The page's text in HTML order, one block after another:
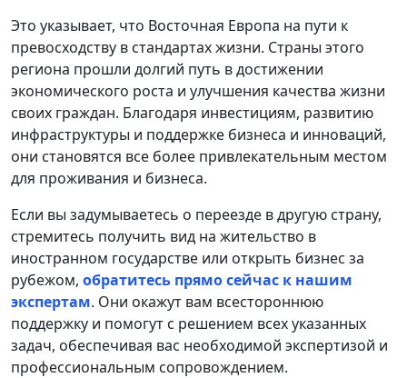
Это указывает, что Восточная Европа на пути к
превосходству в стандартах жизни. Страны этого
региона прошли долгий путь в достижении
экономического роста и улучшения качества жизни
своих граждан. Благодаря инвестициям, развитию
инфраструктуры и поддержке бизнеса и инноваций,
они становятся все более привлекательным местом
для проживания и бизнеса.
Если вы задумываетесь о переезде в другую страну,
стремитесь получить вид на жительство в
иностранном государстве или открыть бизнес за
рубежом, обратитесь прямо сейчас к нашим
экспертам. Они окажут вам всестороннюю
поддержку и помогут с решением всех указанных
задач, обеспечивая вас необходимой экспертизой и
профессиональным сопровождением.